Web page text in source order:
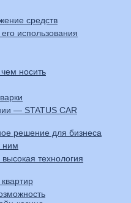
средств
использования
носить
— STATUS CAR
решение для бизнеса
ним
технология